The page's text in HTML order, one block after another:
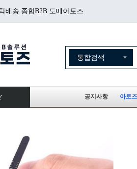
배송 종합B2B 도매아토즈
공지사항 아토